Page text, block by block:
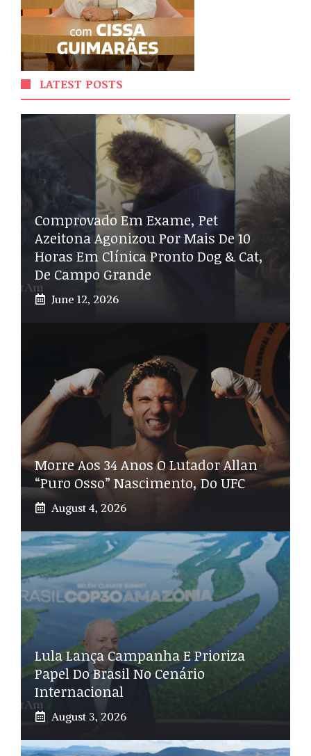
LATEST POSTS
Comprovado Em Exame, Pet
Azeitona Agonizou Por Mais De 10
Horas Em Clínica Pronto Dog & Cat,
De Campo Grande
June 12, 2026
Morre Aos 34 Anos O Lutador Allan
“Puro Osso” Nascimento, Do UFC
August 4, 2026
Lula Lança Campanha E Prioriza
Papel Do Brasil No Cenário
Internacional
August 3, 2026